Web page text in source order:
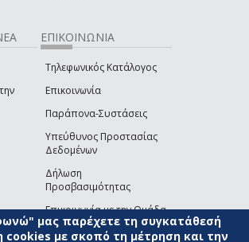
ΕΠΙΚΟΙΝΩΝΙΑ
Τηλεφωνικός Κατάλογος
Επικοινωνία
Παράπονα-Συστάσεις
Υπεύθυνος Προστασίας
Δεδομένων
Δήλωση
Προσβασιμότητας
Επικοινωνία με την Ομάδα
Ανάπτυξης του site(link sends e-mail)
μας παρέχετε τη συγκατάθεσή
cookies με σκοπό τη μέτρηση και την